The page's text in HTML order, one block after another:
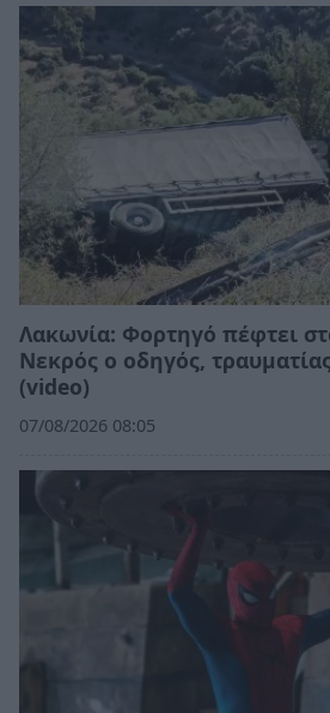
Λακωνία: Φορτηγό πέφτει
Νεκρός ο οδηγός,
(video)
07/08/2026 08:05